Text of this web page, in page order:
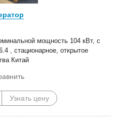
мощность 104 кВт, с
, стационарное, открытое
Китай
Узнать цену